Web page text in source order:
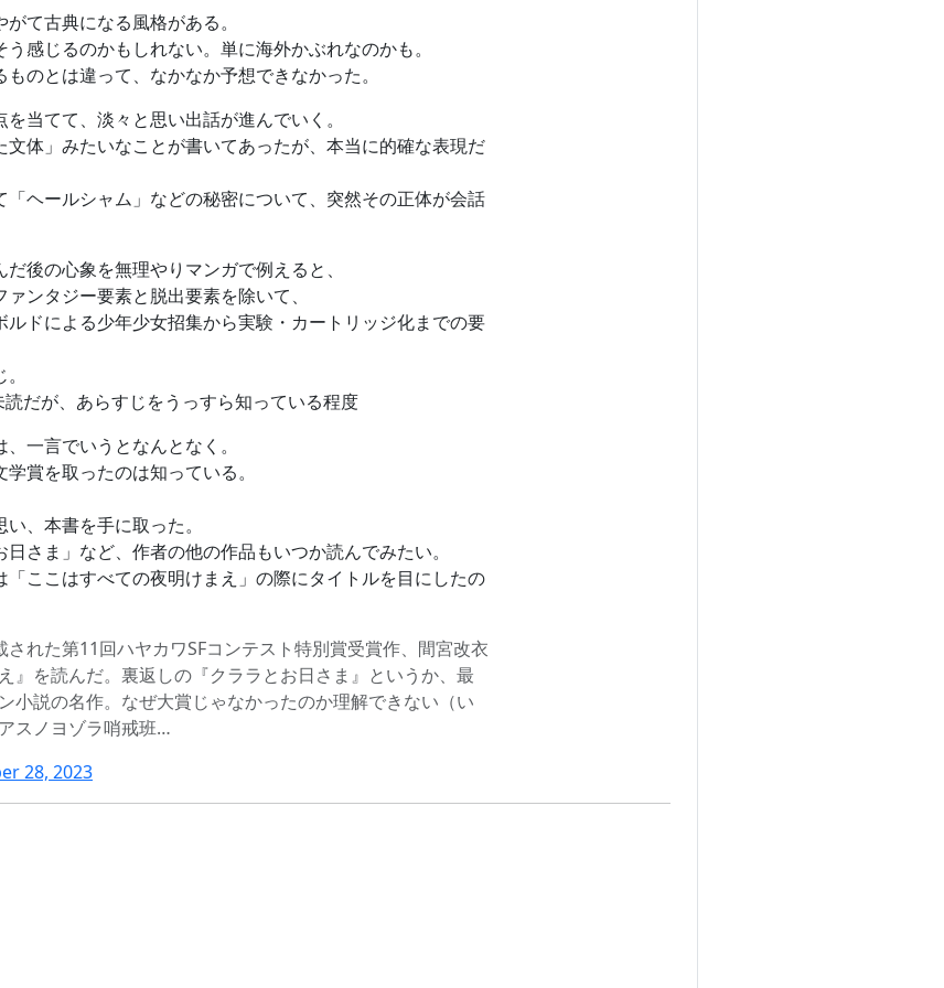
て古典になる風格がある。
感じるのかもしれない。単に海外かぶれなのかも。
のとは違って、なかなか予想できなかった。
当てて、淡々と思い出話が進んでいく。
体」みたいなことが書いてあったが、本当に的確な表現だ
「ヘールシャム」などの秘密について、突然その正体が会話
後の心象を無理やりマンガで例えると、
ンタジー要素と脱出要素を除いて、
ルドによる少年少女招集から実験・カートリッジ化までの要
だが、あらすじをうっすら知っている程度
一言でいうとなんとなく。
賞を取ったのは知っている。
、本書を手に取った。
日さま」など、作者の他の作品もいつか読んでみたい。
「ここはすべての夜明けまえ」の際にタイトルを目にしたの
された第11回ハヤカワSFコンテスト特別賞受賞作、間宮改衣
』を読んだ。裏返しの『クララとお日さま』というか、最
小説の名作。なぜ大賞じゃなかったのか理解できない（い
スノヨゾラ哨戒班…
28, 2023